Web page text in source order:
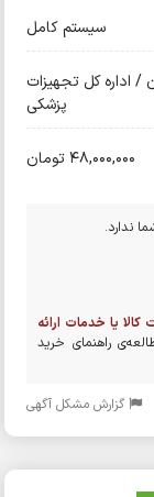
سیستم کامل
/ اداره کل تجهیزات
پزشکی
48,000,000 تومان
ندارد.
یا خدمات ارائه
راهنمای خرید
گزارش مشکل آگهی